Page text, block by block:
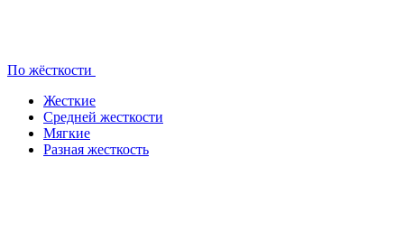
По жёсткости
Жесткие
Средней жесткости
Мягкие
Разная жесткость